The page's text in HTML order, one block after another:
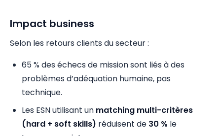
Impact business
Selon les retours clients du secteur :
65 % des échecs de mission sont liés à des
problèmes d’adéquation humaine, pas
technique.
Les ESN utilisant un matching multi-critères
(hard + soft skills) réduisent de 30 % le